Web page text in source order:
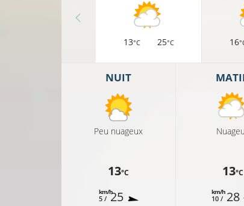
13°C 25°C 16
NUIT
Peu nuageux
13°C
5 /
km/h25
13°C
10 /
km/h 28